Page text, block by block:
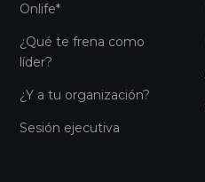
Onlife*
¿Qué te frena como
líder?
¿Y a tu organización?
Sesión ejecutiva